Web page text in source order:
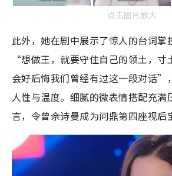
点击图片放大
此外，她在剧中展示了惊人的台词掌
“想做王，就要守住自己的领土，
会好后悔我们曾经有过这一段对话”
人性与温度。细腻的微表情搭配充满
言，令曾佘诗曼成为问鼎第四座视后